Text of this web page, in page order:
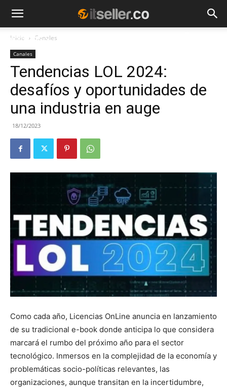
NOTICIAS
Inicio Canales
Canales
Tendencias LOL 2024:
desafíos y oportunidades de
una industria en auge
18/12/2023
Como cada año, Licencias OnLine anuncia en lanzamiento
de su tradicional e-book donde anticipa lo que considera
marcará el rumbo del próximo año para el sector
tecnológico. Inmersos en la complejidad de la economía y
problemáticas socio-políticas relevantes, las
organizaciones, aunque transitan en la incertidumbre,